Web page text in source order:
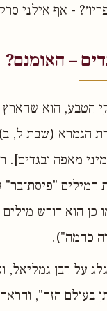
- אף אילני
– האומנם?
הטבע, הוא
הגמרא (שבת ל,
מאפה ובגדים].
"פיסת־בר"
כן הוא דורש
כחמה").
על רבן גמליאל,
הזה", והראה